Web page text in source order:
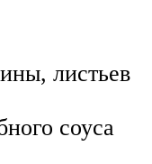
листьев
соуса